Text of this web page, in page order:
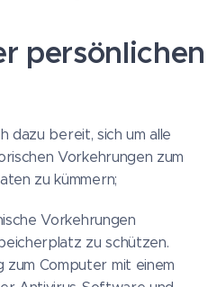
persönlichen
dazu bereit, sich um alle
Vorkehrungen zum
zu kümmern;
Vorkehrungen
zu schützen.
zum Computer mit einem